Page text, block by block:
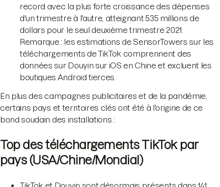
record avec la plus forte croissance des dépenses
d'un trimestre à l'autre, atteignant 535 millions de
dollars pour le seul deuxième trimestre 2021.
Remarque : les estimations de SensorTowers sur les
téléchargements de TikTok comprennent des
données sur Douyin sur iOS en Chine et excluent les
boutiques Android tierces.
En plus des campagnes publicitaires et de la pandémie,
certains pays et territoires clés ont été à l'origine de ce
bond soudain des installations :
Top des téléchargements TikTok par
pays (USA/Chine/Mondial)